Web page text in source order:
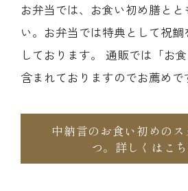
お弁当では、お食い初め膳とと
い。お弁当では特典として祝鯛
しております。 通販では「お
含まれておりますのでお薦めで
中納言のお食い初めのス
つ。詳しくはこ